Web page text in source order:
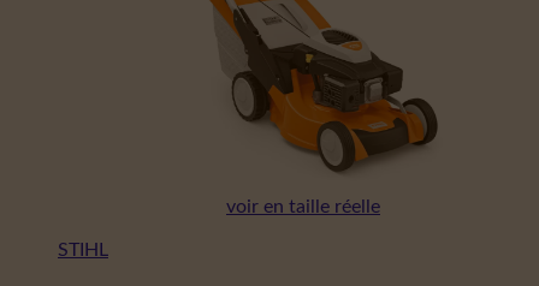
voir en taille réelle
STIHL